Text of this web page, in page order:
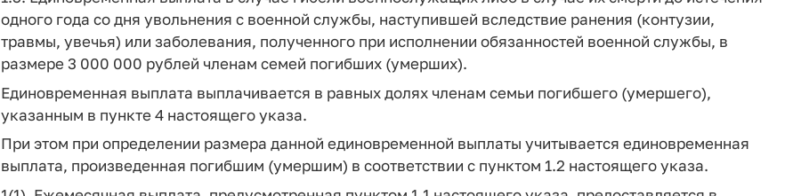
одного года со дня увольнения с военной службы, наступившей вследствие ранения (контузии,
травмы, увечья) или заболевания, полученного при исполнении обязанностей военной службы, в
размере 3 000 000 рублей членам семей погибших (умерших).
Единовременная выплата выплачивается в равных долях членам семьи погибшего (умершего),
указанным в пункте 4 настоящего указа.
При этом при определении размера данной единовременной выплаты учитывается единовременная
выплата, произведенная погибшим (умершим) в соответствии с пунктом 1.2 настоящего указа.